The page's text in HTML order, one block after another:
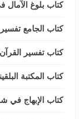
كتاب بلوغ الآمال
كتاب الجامع
كتاب تفسير القرآن
كتاب المكتبة
كتاب الإبهاج في